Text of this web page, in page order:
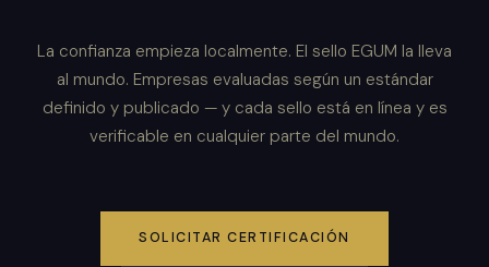
La confianza empieza localmente. El sello EGUM la lleva
al mundo. Empresas evaluadas según un estándar
definido y publicado — y cada sello está en línea y es
verificable en cualquier parte del mundo.
SOLICITAR CERTIFICACIÓN